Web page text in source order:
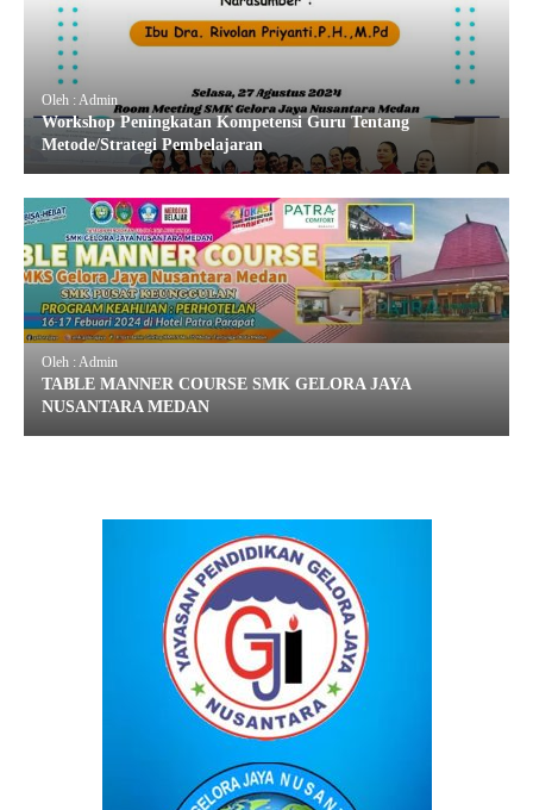
Oleh : Admin
Workshop Peningkatan Kompetensi Guru Tentang
Metode/Strategi Pembelajaran
Oleh : Admin
TABLE MANNER COURSE SMK GELORA JAYA
NUSANTARA MEDAN